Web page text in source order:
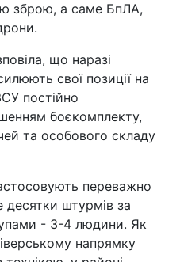
зброю, а саме БпЛА,
що наразі
свої позиції на
постійно
боєкомплекту,
та особового складу
переважно
штурмів за
- 3-4 людини. Як
напрямку